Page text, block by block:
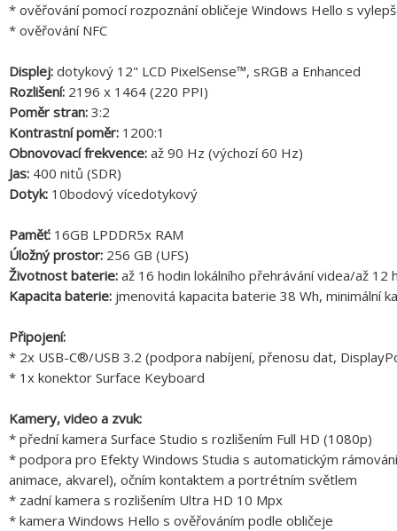
* ověřování pomocí rozpoznání obličeje Windows Hello s
* ověřování NFC
Displej: dotykový 12" LCD PixelSense™, sRGB a Enhanced
Rozlišení: 2196 x 1464 (220 PPI)
Poměr stran: 3:2
Kontrastní poměr: 1200:1
Obnovovací frekvence: až 90 Hz (výchozí 60 Hz)
Jas: 400 nitů (SDR)
Dotyk: 10bodový vícedotykový
Paměť: 16GB LPDDR5x RAM
Úložný prostor: 256 GB (UFS)
Životnost baterie: až 16 hodin lokálního přehrávání videa/až 12
Kapacita baterie: jmenovitá kapacita baterie 38 Wh, minimální
Připojení:
* 2x USB-C®/USB 3.2 (podpora nabíjení, přenosu dat,
* 1x konektor Surface Keyboard
Kamery, video a zvuk:
* přední kamera Surface Studio s rozlišením Full HD (1080p)
* podpora pro Efekty Windows Studia s automatickým
animace, akvarel), očním kontaktem a portrétním světlem
* zadní kamera s rozlišením Ultra HD 10 Mpx
* kamera Windows Hello s ověřováním podle obličeje